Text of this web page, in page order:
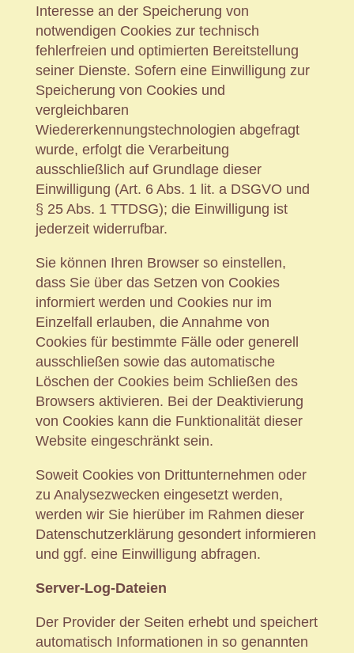
Interesse an der Speicherung von
notwendigen Cookies zur technisch
fehlerfreien und optimierten Bereitstellung
seiner Dienste. Sofern eine Einwilligung zur
Speicherung von Cookies und
vergleichbaren
Wiedererkennungstechnologien abgefragt
wurde, erfolgt die Verarbeitung
ausschließlich auf Grundlage dieser
Einwilligung (Art. 6 Abs. 1 lit. a DSGVO und
§ 25 Abs. 1 TTDSG); die Einwilligung ist
jederzeit widerrufbar.
Sie können Ihren Browser so einstellen,
dass Sie über das Setzen von Cookies
informiert werden und Cookies nur im
Einzelfall erlauben, die Annahme von
Cookies für bestimmte Fälle oder generell
ausschließen sowie das automatische
Löschen der Cookies beim Schließen des
Browsers aktivieren. Bei der Deaktivierung
von Cookies kann die Funktionalität dieser
Website eingeschränkt sein.
Soweit Cookies von Drittunternehmen oder
zu Analysezwecken eingesetzt werden,
werden wir Sie hierüber im Rahmen dieser
Datenschutzerklärung gesondert informieren
und ggf. eine Einwilligung abfragen.
Server-Log-Dateien
Der Provider der Seiten erhebt und speichert
automatisch Informationen in so genannten